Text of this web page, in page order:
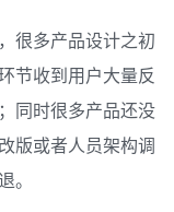
很多产品设计之初
节收到用户大量反
同时很多产品还没
版或者人员架构调
。